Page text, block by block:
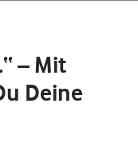
– Mit
Deine